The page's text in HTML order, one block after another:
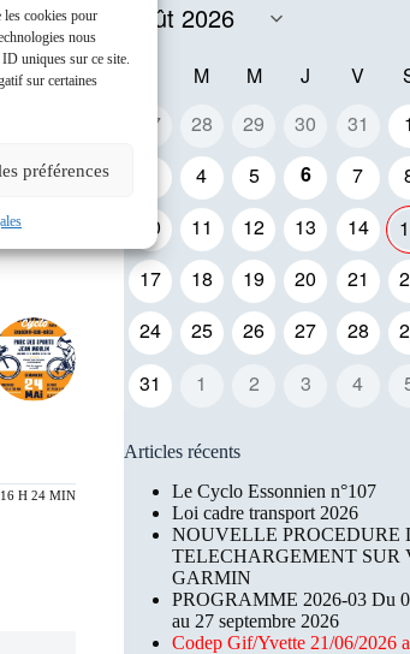
les cookies pour
nous
uniques sur ce site.
sur certaines
préférences
fait à
H 24 MIN
M M J V
27
28 29 30 31 1
4 5 6 7
10
11 12 13 14
17
18 19 20 21
24
25 26 27 28
31
1 2 3 4
Articles récents
Le Cyclo Essonnien n°107
Loi cadre transport 2026
NOUVELLE PROCEDURE
TELECHARGEMENT SUR
GARMIN
PROGRAMME 2026-03 Du
au 27 septembre 2026
Codep Gif/Yvette 21/06/2026